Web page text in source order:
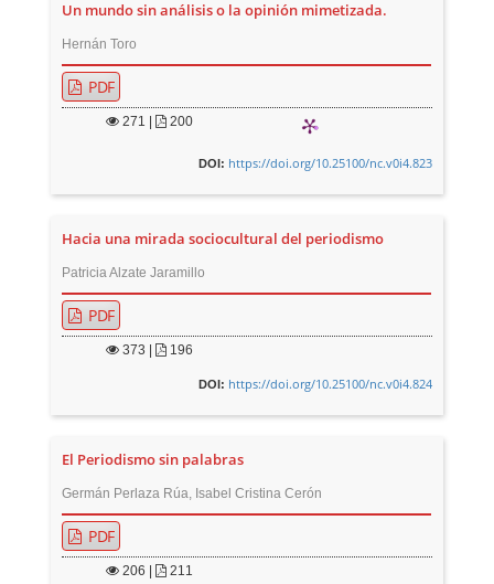
Un mundo sin análisis o la opinión mimetizada.
Hernán Toro
PDF
271 200
DOI: https://doi.org/10.25100/nc.v0i4.823
Hacia una mirada sociocultural del periodismo
Patricia Alzate Jaramillo
PDF
373 196
DOI: https://doi.org/10.25100/nc.v0i4.824
El Periodismo sin palabras
Germán Perlaza Rúa, Isabel Cristina Cerón
PDF
206 211